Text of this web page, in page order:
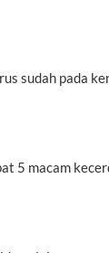
sudah pada
5 macam